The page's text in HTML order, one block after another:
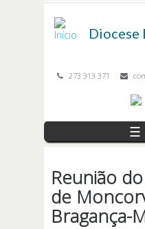
Diocese
273 313 371
☰
Reunião
de
Bragança-